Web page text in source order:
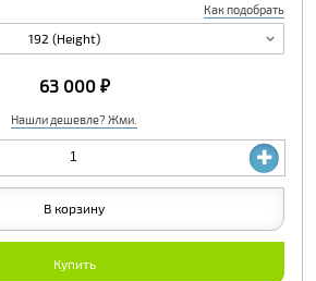
Как подобрать
192 (Height)
Нашли дешевле? Жми.
63 000 ₽
Купить
В корзину